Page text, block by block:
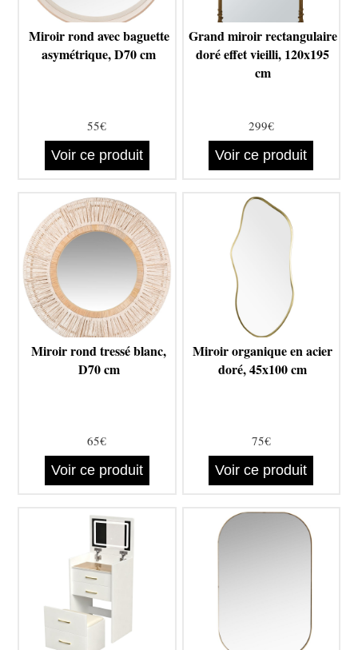
Miroir rond avec baguette
asymétrique, D70 cm
55€
Voir ce produit
Grand miroir rectangulaire
doré effet vieilli, 120x195
cm
299€
Voir ce produit
Miroir rond tressé blanc,
D70 cm
65€
Voir ce produit
Miroir organique en acier
doré, 45x100 cm
75€
Voir ce produit